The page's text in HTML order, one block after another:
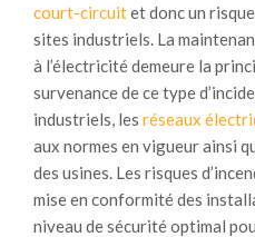
court-circuitet donc un
sites industriels. La
à l’électricité demeure la
survenance de ce type
industriels, les réseaux
aux normes en vigueur ainsi
des usines. Les risques
mise en conformité des
niveau de sécurité optimal